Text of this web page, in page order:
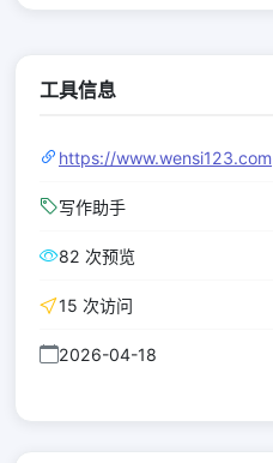
工具信息
https://www.wensi123.com
写作助手
82 次预览
15 次访问
2026-04-18